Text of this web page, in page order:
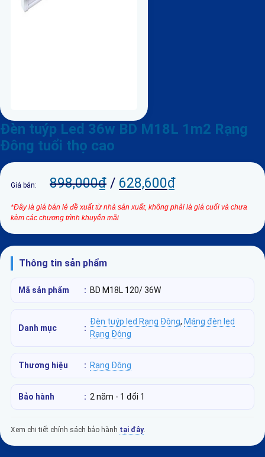
Đèn tuýp Led 36w BD M18L 1m2 Rạng
Đông tuổi thọ cao
Giá bán: 898,000₫ / 628,600₫
*Đây là giá bán lẻ đề xuất từ nhà sản xuất, không phải là giá cuối và chưa
kèm các chương trình khuyến mãi
Thông tin sản phẩm
Mã sản phẩm : BD M18L 120/ 36W
Danh mục :
Đèn tuýp led Rạng Đông, Máng đèn led
Rạng Đông
Thương hiệu : Rạng Đông
Bảo hành : 2 năm - 1 đổi 1
Xem chi tiết chính sách bảo hành tại đây.